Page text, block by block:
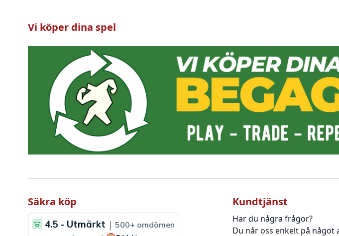
Vi köper dina spel
Säkra köp Kundtjänst
Har du några frågor?
Du når oss enkelt på något